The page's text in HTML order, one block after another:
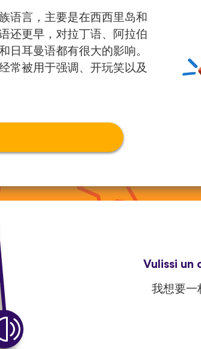
语言，主要是在西西里岛和
还更早，对拉丁语、阿拉伯
日耳曼语都有很大的影响。
常被用于强调、开玩笑以及
Vulissi un
我想要一